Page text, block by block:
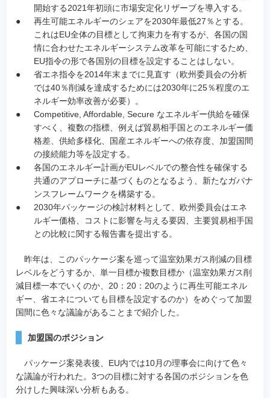
開始する2021年初頭に市場安定化リザーブを導入する。
●
再生可能エネルギーのシェアを2030年最低27％とする。
これはEU全体の目標として拘束力を有するが、各国の国
情に合わせたエネルギーシステム改革を可能にするため、
EU指令の形で各国別の目標を設定することはしない。
●
省エネ指令を2014年末までに見直す（欧州委員会の分析
では40％削減を達成するためには2030年に25％程度のエ
ネルギー効率改善が必要）。
●
Competitive, Affordable, Secure なエネルギー供給を確保
すべく、複数の指標、例えば貿易相手国とのエネルギー価
格差、供給多様化、国産エネルギーへの依存度、加盟国間
の接続能力等を設定する。
●
各国のエネルギー計画がEUレベルでの整合性を確保する
共通のアプローチに基づくものとなるよう、新たなガバナ
ンスフレームワークを構築する。
●
2030年パッケージの検討材料として、欧州委員会はエネ
ルギー価格、コストに影響を与える要因、主要貿易相手国
との比較に関する報告書を提出する。
昨年は、このパッケージ案を巡って温室効果ガス削減の目標
レベルをどうするか、単一目標か複数目標か（温室効果ガス削
減目標一本でいくのか、20：20：20のように再生可能エネル
ギー、省エネについても目標を設定するのか）をめぐって加盟
国間に色々な議論があることまで紹介した。
加盟国のポジション
パッケージ案発表後、EU内では10月の理事会に向けて色々
な議論が行われた。3つの目標に対する各国のポジションを色
分けした興味深い分析もある。